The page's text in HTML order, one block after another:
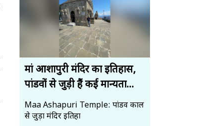
मां आशापुरी मंदिर का इतिहास,
पांडवों से जुड़ी हैं कई मान्यता...
Maa Ashapuri Temple: पांडव काल
से जुड़ा मंदिर इतिहा